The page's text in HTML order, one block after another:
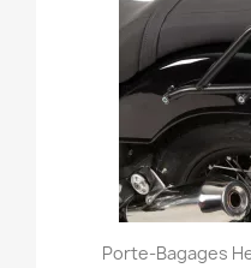
Porte-Bagages